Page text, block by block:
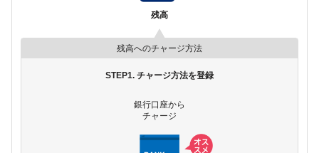
残高
残高へのチャージ方法
STEP1. チャージ方法を登録
銀行口座から
チャージ